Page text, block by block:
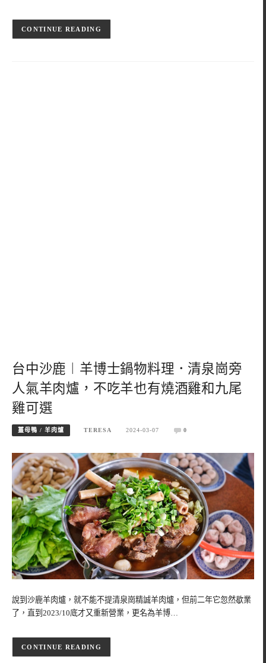
CONTINUE READING
台中沙鹿︱羊博士鍋物料理．清泉崗旁
人氣羊肉爐，不吃羊也有燒酒雞和九尾
雞可選
薑母鴨 / 羊肉爐 TERESA 2024-03-07 0
說到沙鹿羊肉爐，就不能不提清泉崗精誠羊肉爐，但前二年它忽然歇業
了，直到2023/10底才又重新營業，更名為羊博…
CONTINUE READING